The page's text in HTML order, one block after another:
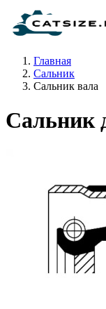
Главная
Сальник
Сальник вала
Сальник